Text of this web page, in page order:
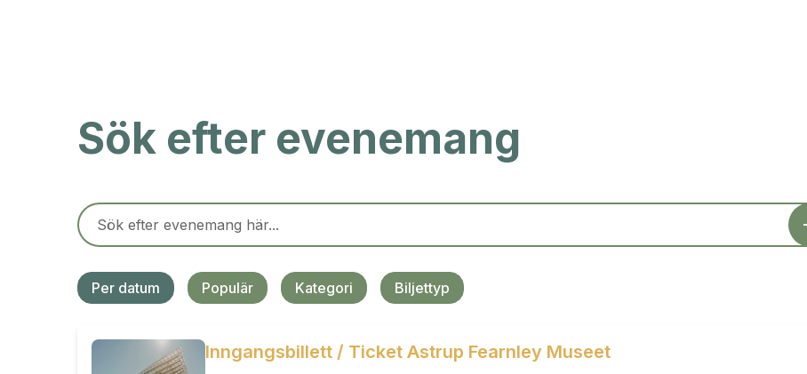
Sök efter evenemang
Per datum Populär Kategori Biljettyp
Inngangsbillett / Ticket Astrup Fearnley Museet